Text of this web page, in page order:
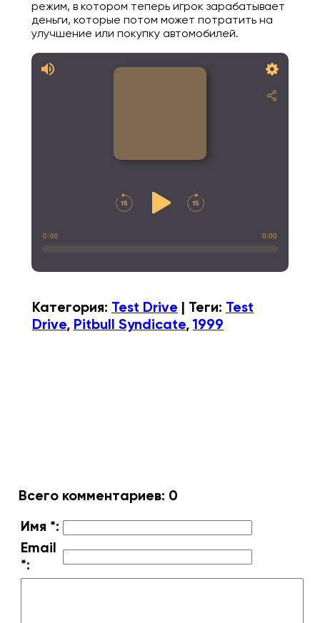
режим, в котором теперь игрок зарабатывает
деньги, которые потом может потратить на
улучшение или покупку автомобилей.
0:00 0:00
Категория: Test Drive | Теги: Test
Drive, Pitbull Syndicate,1999
Всего комментариев: 0
Имя *:
Email
*: